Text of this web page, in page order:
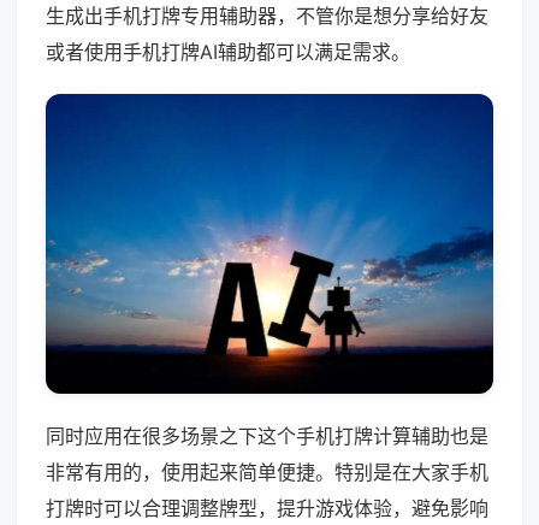
生成出手机打牌专用辅助器，不管你是想分享给好友
或者使用手机打牌AI辅助都可以满足需求。
同时应用在很多场景之下这个手机打牌计算辅助也是
非常有用的，使用起来简单便捷。特别是在大家手机
打牌时可以合理调整牌型，提升游戏体验，避免影响